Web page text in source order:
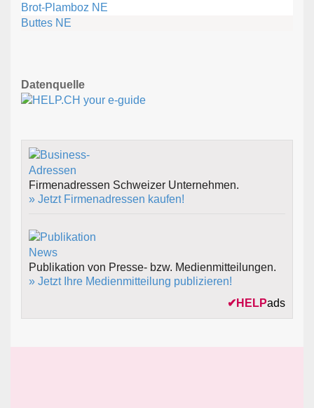
Brot-Plamboz NE
Buttes NE
Datenquelle
Firmenadressen Schweizer Unternehmen.
» Jetzt Firmenadressen kaufen!
Publikation von Presse- bzw. Medienmitteilungen.
» Jetzt Ihre Medienmitteilung publizieren!
✔ HELPads